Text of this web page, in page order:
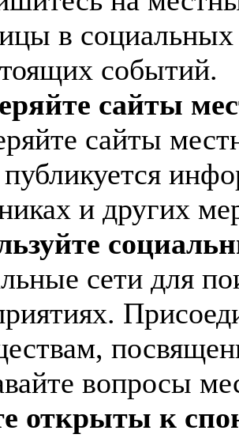
в
событий.
сайты
сайты
публикуется
и других
сети для
вопросы
открыты к